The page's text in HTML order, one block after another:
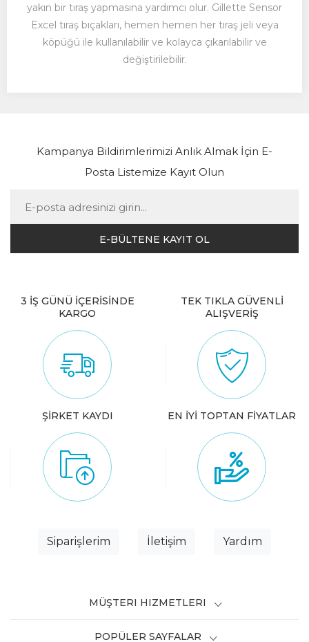
yakın bir tıraş yapmasına yardımcı olur. Gillette Sensor
Excel tıraş bıçakları, hemen hemen her tıraş jeli veya
köpüğü ile kullanılabilir ve kolayca çıkarılabilir ve
değiştirilebilir.
Kampanya Bildirimlerimizi Anlık Almak İçin E-
Posta Listemize Kayıt Olun
3 İŞ GÜNÜ İÇERİSİNDE
KARGO
TEK TIKLA GÜVENLİ
ALIŞVERİŞ
ŞİRKET KAYDI EN İYİ TOPTAN FİYATLAR
Siparişlerim İletişim Yardım
MÜŞTERI HIZMETLERI
POPÜLER SAYFALAR